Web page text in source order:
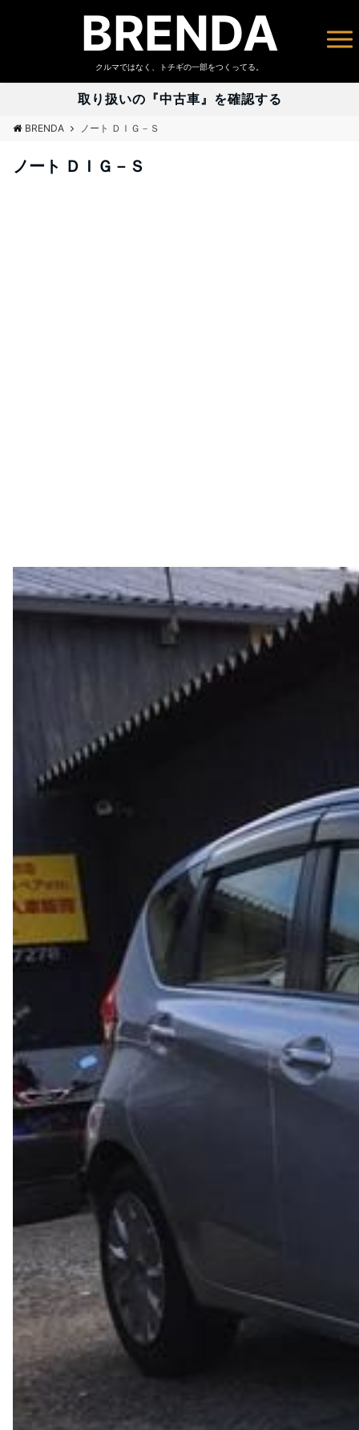
BRENDA
クルマではなく、トチギの一部をつくってる。
取り扱いの『中古車』を確認する
BRENDA ノート ＤＩＧ－Ｓ
ノート ＤＩＧ－Ｓ